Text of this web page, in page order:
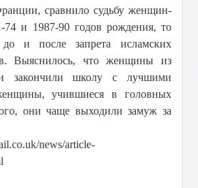
сравнило судьбу женщин-
74 и 1987-90 годов рождения, то
и после запрета исламских
Выяснилось, что женщины из
закончили школу с лучшими
учившиеся в головных
они чаще выходили замуж за
news/article-